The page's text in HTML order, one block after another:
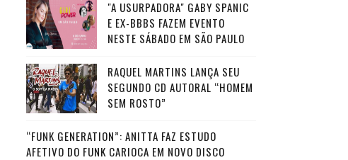
"A USURPADORA" GABY SPANIC
E EX-BBBS FAZEM EVENTO
NESTE SÁBADO EM SÃO PAULO
RAQUEL MARTINS LANÇA SEU
SEGUNDO CD AUTORAL “HOMEM
SEM ROSTO”
“FUNK GENERATION”: ANITTA FAZ ESTUDO
AFETIVO DO FUNK CARIOCA EM NOVO DISCO